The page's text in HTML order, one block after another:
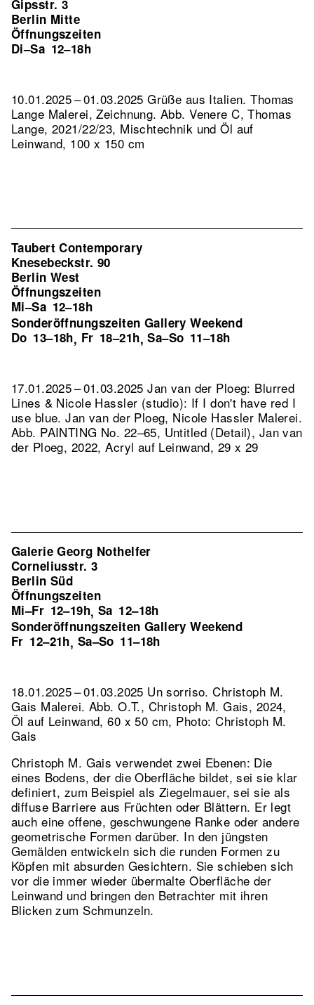
Gipsstr. 3
Berlin Mitte
Öffnungszeiten
Di–Sa 12–18h
10.01.2025 – 01.03.2025 Grüße aus Italien. Thomas
Lange Malerei, Zeichnung.Abb. Venere C, Thomas
Lange, 2021/22/23, Mischtechnik und Öl auf
Leinwand, 100 x 150 cm
Taubert Contemporary
Knesebeckstr. 90
Berlin West
Öffnungszeiten
Mi–Sa 12–18h
Sonderöffnungszeiten Gallery Weekend
Do 13–18h, Fr 18–21h,Sa–So 11–18h
17.01.2025 – 01.03.2025 Jan van der Ploeg: Blurred
Lines & Nicole Hassler (studio): If I don't have red I
use blue. Jan van der Ploeg, Nicole Hassler Malerei.
Abb. PAINTING No. 22–65, Untitled (Detail), Jan van
der Ploeg, 2022, Acryl auf Leinwand, 29 x 29
Galerie Georg Nothelfer
Corneliusstr. 3
Berlin Süd
Öffnungszeiten
Mi–Fr 12–19h, Sa 12–18h
Sonderöffnungszeiten Gallery Weekend
Fr 12–21h, Sa–So 11–18h
18.01.2025 – 01.03.2025 Un sorriso. Christoph M.
Gais Malerei. Abb. O.T., Christoph M. Gais, 2024,
Öl auf Leinwand, 60 x 50 cm, Photo: Christoph M.
Gais
Christoph M. Gais verwendet zwei Ebenen: Die
eines Bodens, der die Oberfläche bildet, sei sie klar
definiert, zum Beispiel als Ziegelmauer, sei sie als
diffuse Barriere aus Früchten oder Blättern. Er legt
auch eine offene, geschwungene Ranke oder andere
geometrische Formen darüber. In den jüngsten
Gemälden entwickeln sich die runden Formen zu
Köpfen mit absurden Gesichtern. Sie schieben sich
vor die immer wieder übermalte Oberfläche der
Leinwand und bringen den Betrachter mit ihren
Blicken zum Schmunzeln.